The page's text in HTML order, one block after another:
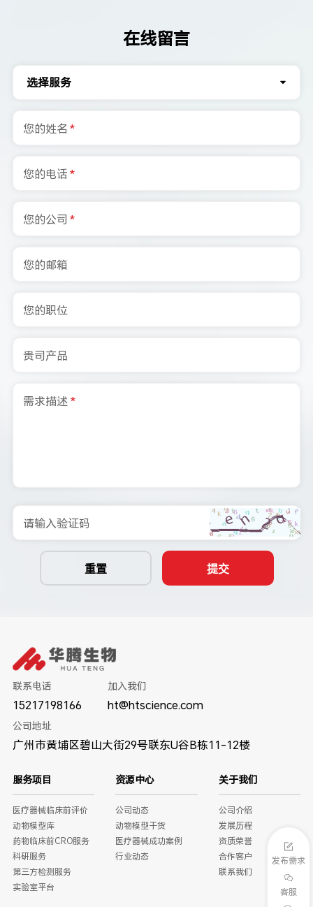
在线留言
选择服务
您的姓名 *
您的电话*
您的公司 *
您的邮箱
您的职位
贵司产品
需求描述 *
请输入验证码
提交
重置
联系电话
15217198166
加入我们
ht@htscience.com
公司地址
广州市黄埔区碧山大街29号联东U谷B栋11-12楼
服务项目
医疗器械临床前评价
动物模型库
药物临床前CRO服务
科研服务
第三方检测服务
实验室平台
资源中心
公司动态
动物模型干货
医疗器械成功案例
行业动态
关于我们
公司介绍
发展历程
资质荣誉
合作客户
联系我们
发布需求
客服